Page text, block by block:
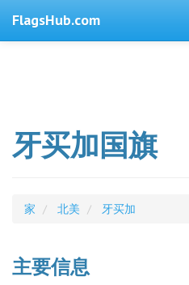
FlagsHub.com
牙买加国旗
家 北美 牙买加
主要信息